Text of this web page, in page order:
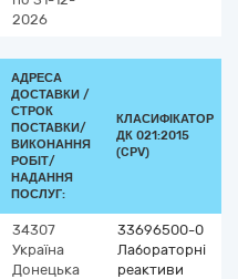
2026
АДРЕСА
ДОСТАВКИ /
СТРОК
ПОСТАВКИ/
ВИКОНАННЯ
РОБІТ/
НАДАННЯ
ПОСЛУГ:
КЛАСИФІКАТОР
ДК 021:2015
(CPV)
34307
Україна
Донецька
33696500-0
Лабораторні
реактиви